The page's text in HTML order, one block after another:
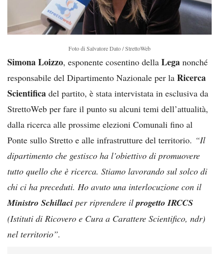
Foto di Salvatore Dato / StrettoWeb
Simona Loizzo, esponente cosentino della Lega nonché
responsabile del Dipartimento Nazionale per la Ricerca
Scientifica del partito, è stata intervistata in esclusiva da
StrettoWeb per fare il punto su alcuni temi dell’attualità,
dalla ricerca alle prossime elezioni Comunali fino al
Ponte sullo Stretto e alle infrastrutture del territorio. “Il
dipartimento che gestisco ha l’obiettivo di promuovere
tutto quello che è ricerca. Stiamo lavorando sul solco di
chi ci ha preceduti. Ho avuto una interlocuzione con il
Ministro Schillaci per riprendere ilprogetto IRCCS
(Istituti di Ricovero e Cura a Carattere Scientifico, ndr)
nel territorio”.